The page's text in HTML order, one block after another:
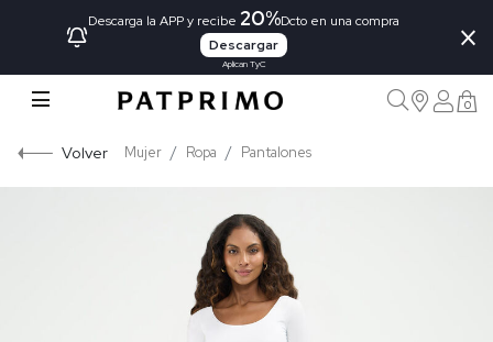
Descarga la APP y recibe 20%Dcto en una compra
Descargar
Aplican TyC
×
0
Volver Mujer Ropa Pantalones